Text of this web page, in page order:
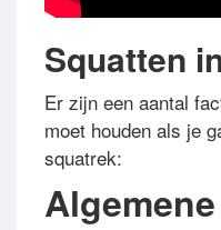
Squatten
Er zijn een aantal
moet houden als je
squatrek: